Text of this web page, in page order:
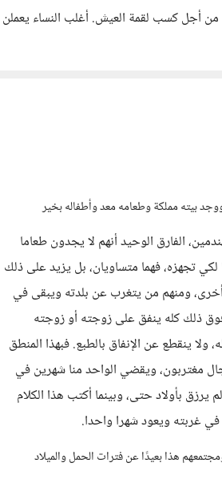
أجل كسب لقمة العيش. أغلب النساء يعملن
بيته مملكة وطعامه معد وأطفاله بخير
الفارق الوحيد أنهم لا يجدون طعاما
تجهزه، فهما متساويان، بل يزيد على ذلك
أخرى، ومنهم من يتغرب عن بلدته ويبقى في
ذلك كله ينفق على زوجته أو زوجته
ينقطع عن الإنفاق بالطبع. فبهذا المنطق
مغتربون، ويقضي الواحد منا شهرين في
يومين أيضا لكل 60 يوم، وقليل منهم لم يرزق بأولاد حتى، وبينما أكتب هذا الكلام
غربته ويعود شهرا واحدا.
هذا بعيدًا عن فترات الحمل والميلاد